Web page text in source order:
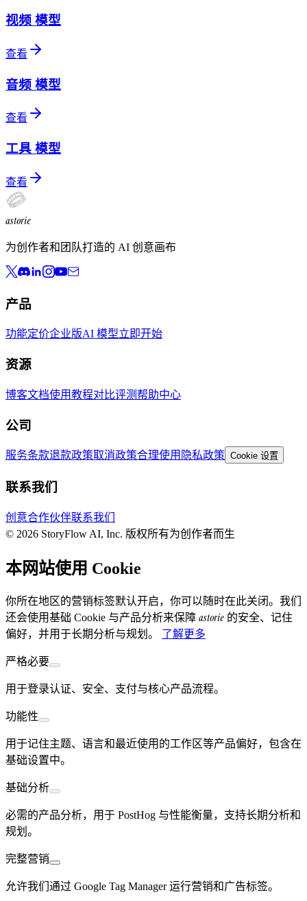
视频 模型
查看
音频 模型
查看
工具 模型
查看
astorie
为创作者和团队打造的 AI 创意画布
产品
功能定价企业版AI 模型立即开始
资源
博客文档使用教程对比评测帮助中心
公司
服务条款退款政策取消政策合理使用 隐私政策 Cookie 设置
联系我们
创意合作伙伴联系我们
© 2026 StoryFlow AI, Inc. 版权所有为创作者而生
本网站使用 Cookie
你所在地区的营销标签默认开启，你可以随时在此关闭。我们
还会使用基础 Cookie 与产品分析来保障 astorie 的安全、记住
偏好，并用于长期分析与规划。
了解更多
严格必要
用于登录认证、安全、支付与核心产品流程。
功能性
用于记住主题、语言和最近使用的工作区等产品偏好，包含在
基础设置中。
基础分析
必需的产品分析，用于 PostHog 与性能衡量，支持长期分析和
规划。
完整营销
允许我们通过 Google Tag Manager 运行营销和广告标签。